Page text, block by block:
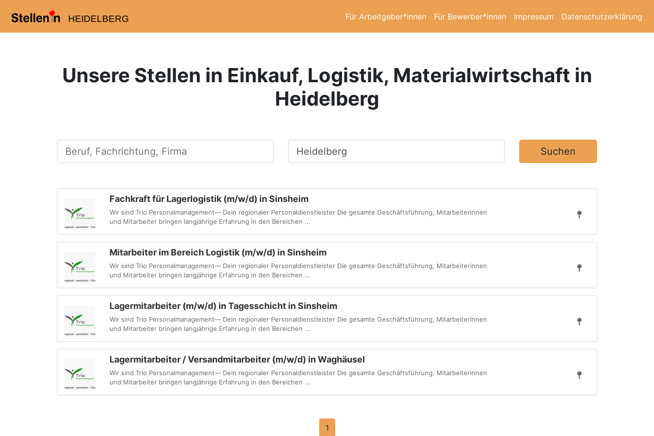
HEIDELBERG Für Arbeitgeber*innen Für Bewerber*innen Impressum Datenschutzerklärung
Unsere Stellen in Einkauf, Logistik, Materialwirtschaft in
Heidelberg
Beruf, Fachrichtung, Firma Ort, Stadt Suchen
Fachkraft für Lagerlogistik (m/w/d) in Sinsheim
Wir sind Trio Personalmanagement— Dein regionaler Personaldienstleister Die gesamte Geschäftsführung, Mitarbeiterinnen
und Mitarbeiter bringen langjährige Erfahrung in den Bereichen ...
Mitarbeiter im Bereich Logistik (m/w/d) in Sinsheim
Wir sind Trio Personalmanagement— Dein regionaler Personaldienstleister Die gesamte Geschäftsführung, Mitarbeiterinnen
und Mitarbeiter bringen langjährige Erfahrung in den Bereichen ...
Lagermitarbeiter (m/w/d) in Tagesschicht in Sinsheim
Wir sind Trio Personalmanagement— Dein regionaler Personaldienstleister Die gesamte Geschäftsführung, Mitarbeiterinnen
und Mitarbeiter bringen langjährige Erfahrung in den Bereichen ...
Lagermitarbeiter / Versandmitarbeiter (m/w/d) in Waghäusel
Wir sind Trio Personalmanagement— Dein regionaler Personaldienstleister Die gesamte Geschäftsführung, Mitarbeiterinnen
und Mitarbeiter bringen langjährige Erfahrung in den Bereichen ...
1